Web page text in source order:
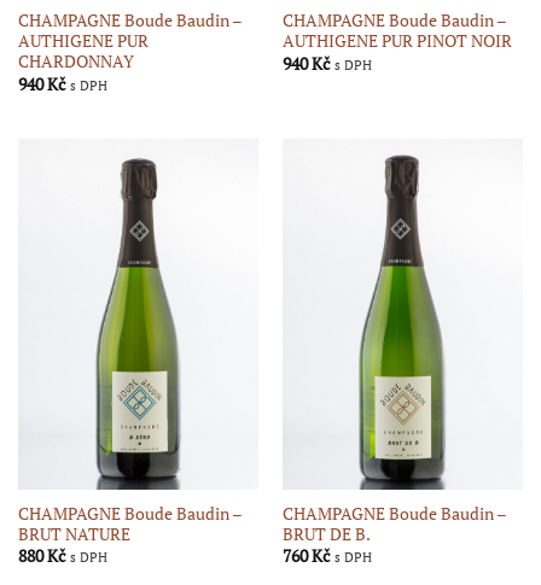
CHAMPAGNE Boude Baudin –
AUTHIGENE PUR
CHARDONNAY
940Kč s DPH
CHAMPAGNE Boude Baudin –
AUTHIGENE PUR PINOT NOIR
940Kč s DPH
CHAMPAGNE Boude Baudin –
BRUT NATURE
880Kč s DPH
CHAMPAGNE Boude Baudin –
BRUT DE B.
760Kč s DPH